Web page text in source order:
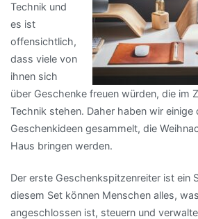
Technik und
es ist
offensichtlich,
dass viele von
ihnen sich
über Geschenke freuen würden, die im
Technik stehen. Daher haben wir einige
Geschenkideen gesammelt, die
Haus bringen werden.
Der erste Geschenkspitzenreiter ist ein
diesem Set können Menschen alles,
angeschlossen ist, steuern und